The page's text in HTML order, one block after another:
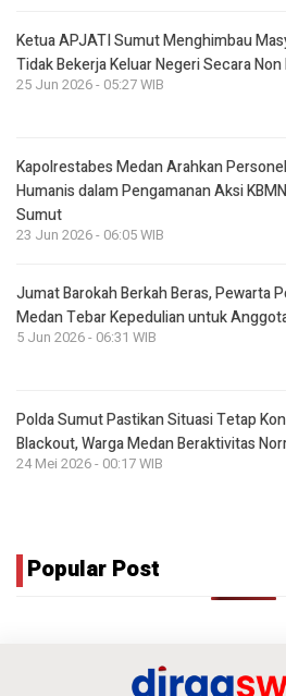
Ketua APJATI Sumut Menghimbau
Tidak Bekerja Keluar Negeri Secara
25 Jun 2026 - 05:27 WIB
Kapolrestabes Medan Arahkan
Humanis dalam Pengamanan Aksi
Sumut
23 Jun 2026 - 06:05 WIB
Jumat Barokah Berkah Beras, Pewarta
Medan Tebar Kepedulian untuk
5 Jun 2026 - 06:31 WIB
Polda Sumut Pastikan Situasi Tetap
Blackout, Warga Medan Beraktivitas
24 Mei 2026 - 00:17 WIB
Popular Post